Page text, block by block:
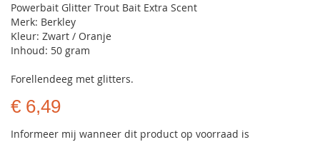
gallerij
Powerbait Glitter Trout Bait Extra Scent
Merk: Berkley
Kleur: Zwart / Oranje
Inhoud: 50 gram
Forellendeeg met glitters.
€ 6,49
Informeer mij wanneer dit product op voorraad is